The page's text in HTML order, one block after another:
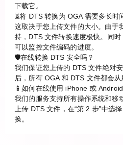
下载它。
⏳将 DTS 转换为 OGA 需要多长时
这取决于您上传文件的大小。由于
持，DTS 文件转换速度极快。同
可以监控文件编码的进度。
🛡️在线转换 DTS 安全吗？
我们保证您上传的 DTS 文件绝对
后，所有 OGA 和 DTS 文件都会从
📱如何在线使用 iPhone 或
我们的服务支持所有操作系统和移
上传 DTS 文件，在“第 2 步”中选
换。